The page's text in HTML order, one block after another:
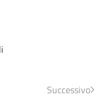
Successivo